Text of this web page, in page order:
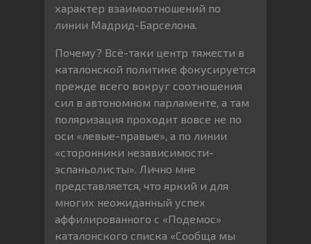
характер взаимоотношений по
линии Мадрид-Барселона.
Почему? Всё-таки центр тяжести в
каталонской политике фокусируется
прежде всего вокруг соотношения
сил в автономном парламенте, а там
поляризация проходит вовсе не по
оси «левые-правые», а по линии
«сторонники независимости-
эспаньолисты». Лично мне
представляется, что яркий и для
многих неожиданный успех
аффилированного с «Подемос»
каталонского списка «Сообща мы